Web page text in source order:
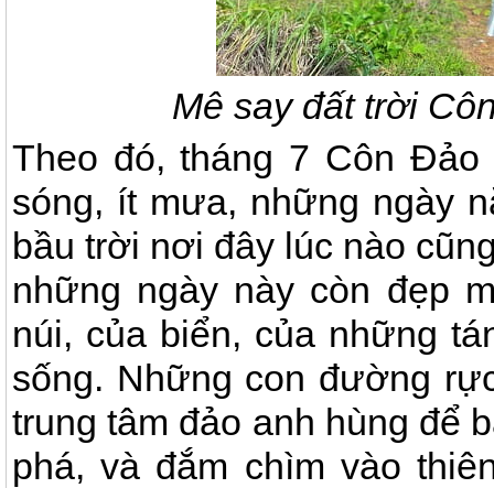
Mê say đất trời
Theo đó, tháng 7 Côn
sóng, ít mưa, những ngày
bầu trời nơi đây lúc nào
những ngày này còn đẹp
núi, của biển, của những
sống. Những con đường
trung tâm đảo anh hùng để
phá, và đắm chìm vào